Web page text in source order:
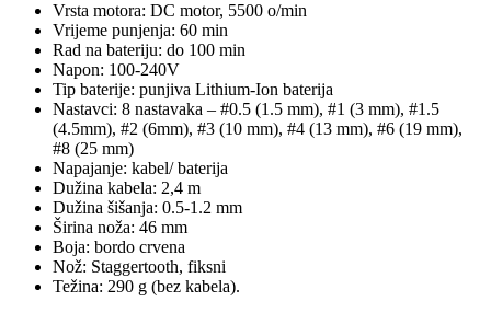
Vrsta motora: DC motor, 5500 o/min
Vrijeme punjenja: 60 min
Rad na bateriju: do 100 min
Napon: 100-240V
Tip baterije: punjiva Lithium-Ion baterija
Nastavci: 8 nastavaka – #0.5 (1.5 mm), #1 (3 mm), #1.5
(4.5mm), #2 (6mm), #3 (10 mm), #4 (13 mm), #6 (19 mm),
#8 (25 mm)
Napajanje: kabel/ baterija
Dužina kabela: 2,4 m
Dužina šišanja: 0.5-1.2 mm
Širina noža: 46 mm
Boja: bordo crvena
Nož: Staggertooth, fiksni
Težina: 290 g (bez kabela).